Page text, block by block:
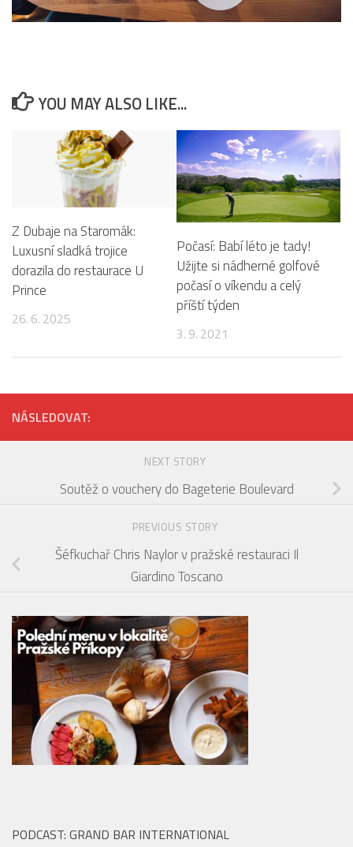
YOU MAY ALSO LIKE...
Z Dubaje na Staromák:
Luxusní sladká trojice
dorazila do restaurace U
Prince
26. 6. 2025
Počasí: Babí léto je tady!
Užijte si nádherné golfové
počasí o víkendu a celý
příští týden
3. 9. 2021
NÁSLEDOVAT:
NEXT STORY
Soutěž o vouchery do Bageterie Boulevard
PREVIOUS STORY
Šéfkuchař Chris Naylor v pražské restauraci Il
Giardino Toscano
PODCAST: GRAND BAR INTERNATIONAL